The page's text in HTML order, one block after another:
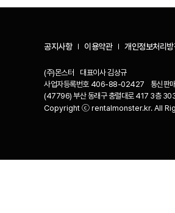
공지사항 이용약관 개인정보처리방
(주)몬스터 대표이사 김상규
사업자등록번호 406-88-02427 통신판
(47796) 부산 동래구 충렬대로 417 3층
Copyright ⓒ rentalmonster.kr. All